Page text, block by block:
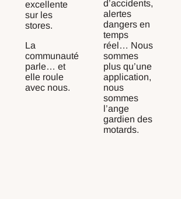
excellente
sur les
stores.
La
communauté
parle… et
elle roule
avec nous.
d’accidents,
alertes
dangers en
temps
réel… Nous
sommes
plus qu’une
application,
nous
sommes
l’ange
gardien des
motards.